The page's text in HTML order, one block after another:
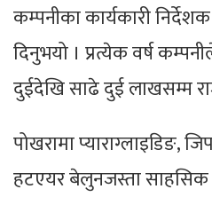
कम्पनीका कार्यकारी
दिनुभयो । प्रत्येक वर्ष
दुईदेखि साढे दुई लाखसम्म
पोखरामा प्याराग्लाइडिङ,
हटएयर बेलुनजस्ता साहसिक